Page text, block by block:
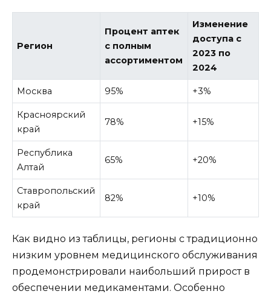
Регион
Процент аптек
с полным
ассортиментом
Изменение
доступа с
2023 по
2024
Москва 95% +3%
Красноярский
край
78% +15%
Республика
Алтай
65% +20%
Ставропольский
край
82% +10%
Как видно из таблицы, регионы с традиционно
низким уровнем медицинского обслуживания
продемонстрировали наибольший прирост в
обеспечении медикаментами. Особенно